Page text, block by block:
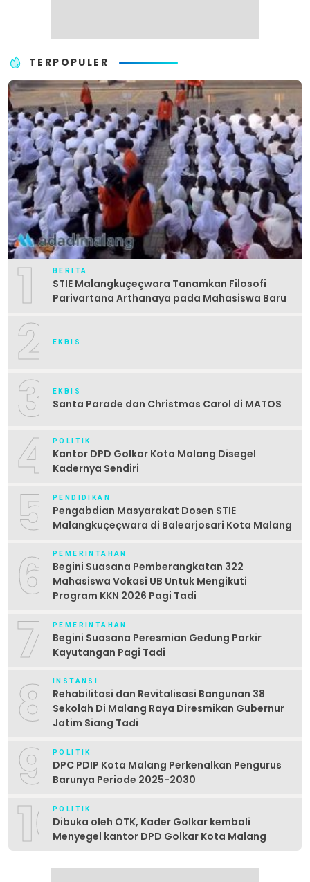
TERPOPULER
1 BERITA
STIE Malangkuçeçwara Tanamkan Filosofi
Parivartana Arthanaya pada Mahasiswa Baru
2 EKBIS
3 EKBIS
Santa Parade dan Christmas Carol di MATOS
4 POLITIK
Kantor DPD Golkar Kota Malang Disegel
Kadernya Sendiri
5 PENDIDIKAN
Pengabdian Masyarakat Dosen STIE
Malangkuçeçwara di Balearjosari Kota Malang
6 PEMERINTAHAN
Begini Suasana Pemberangkatan 322
Mahasiswa Vokasi UB Untuk Mengikuti
Program KKN 2026 Pagi Tadi
7 PEMERINTAHAN
Begini Suasana Peresmian Gedung Parkir
Kayutangan Pagi Tadi
8 INSTANSI
Rehabilitasi dan Revitalisasi Bangunan 38
Sekolah Di Malang Raya Diresmikan Gubernur
Jatim Siang Tadi
9 POLITIK
DPC PDIP Kota Malang Perkenalkan Pengurus
Barunya Periode 2025-2030
10POLITIK
Dibuka oleh OTK, Kader Golkar kembali
Menyegel kantor DPD Golkar Kota Malang